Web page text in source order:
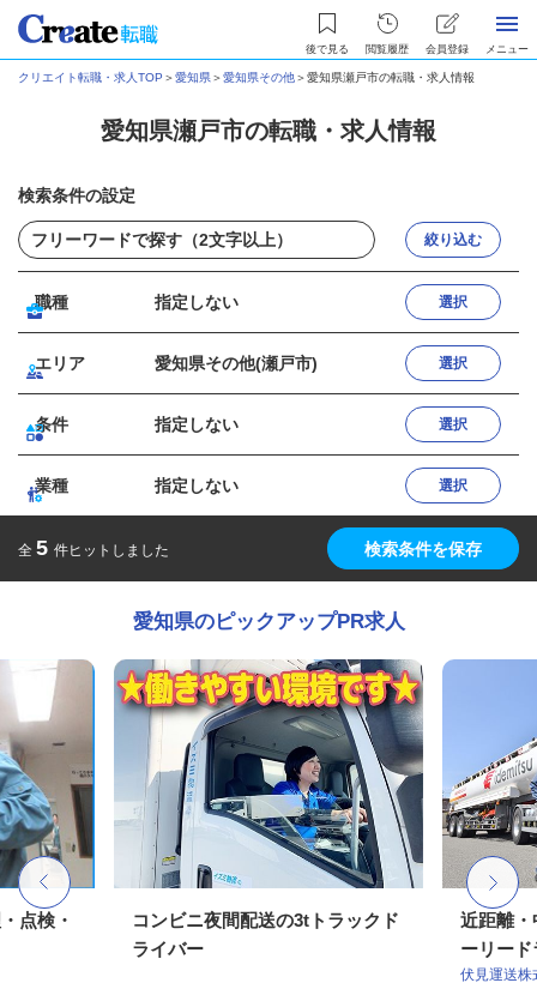
後で見る 閲覧履歴 会員登録 メニュー
クリエイト転職・求人TOP ＞愛知県＞愛知県その他＞愛知県瀬戸市の転職・求人情報
愛知県瀬戸市の転職・求人情報
検索条件の設定
絞り込む
職種 指定しない 選択
エリア 愛知県その他(瀬戸市) 選択
条件 指定しない 選択
業種 指定しない 選択
全 5 件ヒットしました 検索条件を保存
愛知県のピックアップPR求人
点検・
コンビニ夜間配送の3tトラックド
ライバー
近距離・
ーリー
伏見運送株